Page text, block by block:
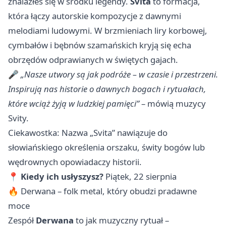
która łączy autorskie kompozycje z dawnymi
melodiami ludowymi. W brzmieniach liry korbowej,
cymbałów i bębnów szamańskich kryją się echa
obrzędów odprawianych w świętych gajach.
🎤 „Nasze utwory są jak podróże – w czasie i przestrzeni.
Inspirują nas historie o dawnych bogach i rytuałach,
które wciąż żyją w ludzkiej pamięci”– mówią muzycy
Svity.
Ciekawostka: Nazwa „Svita” nawiązuje do
słowiańskiego określenia orszaku, świty bogów lub
wędrownych opowiadaczy historii.
📍 Kiedy ich usłyszysz? Piątek, 22 sierpnia
🔥 Derwana – folk metal, który obudzi pradawne
moce
ZespółDerwana to jak muzyczny rytuał –